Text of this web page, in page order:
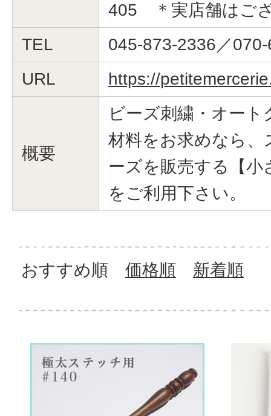
405 ＊実店舗はご
TEL
045-873-2336／
URL
https://
概要
ビーズ刺繍・オー
材料をお求めなら
ーズを販売する【小
をご利用下さい。
おすすめ順 価格順 新着順